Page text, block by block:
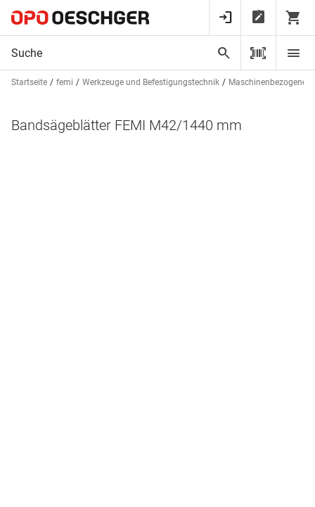
Startseite femi Werkzeuge und Befestigungstechnik Maschinenbezogenes
Bandsägeblätter FEMI M42/1440 mm